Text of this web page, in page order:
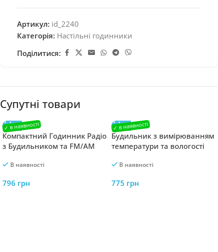
Артикул: id_2240
Категорія: Настільні годинники
Поділитися:
Супутні товари
Компактний Годинник Радіо
з Будильником та FM/AM
В наявності
796 грн
Будильник з вимірюванням
температури та вологості
В наявності
775 грн